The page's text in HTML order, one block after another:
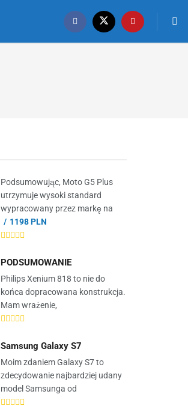
Podsumowując, Moto G5 Plus
utrzymuje wysoki standard
wypracowany przez markę na
1198 PLN
PODSUMOWANIE
Philips Xenium 818 to nie do
końca dopracowana konstrukcja.
Mam wrażenie,
Samsung Galaxy S7
Moim zdaniem Galaxy S7 to
zdecydowanie najbardziej udany
model Samsunga od